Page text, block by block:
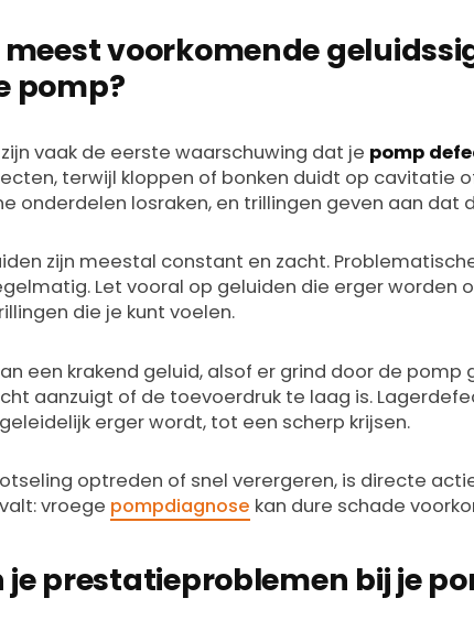
meest voorkomende
pomp?
vaak de eerste waarschuwing dat je pomp
terwijl kloppen of bonken duidt op cavitatie
onderdelen losraken, en trillingen geven aan dat
zijn meestal constant en zacht.
Let vooral op geluiden die erger worden
die je kunt voelen.
een krakend geluid, alsof er grind door de pomp
aanzuigt of de toevoerdruk te laag is.
erger wordt, tot een scherp krijsen.
optreden of snel verergeren, is directe
vroege pompdiagnose kan dure schade
je prestatieproblemen bij je